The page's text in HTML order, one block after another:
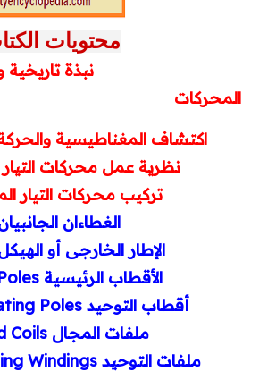
محتويات
نبذة تاريخية
المحركات
اكتشاف المغناطيسية والحركة
نظرية عمل محركات
تركيب محركات التيار
الغطاءان
الإطار الخارجى أو
الأقطاب الرئيسية
أقطاب التوحيدPoles
ملفات المجالCoils
ملفات التوحيدWindings